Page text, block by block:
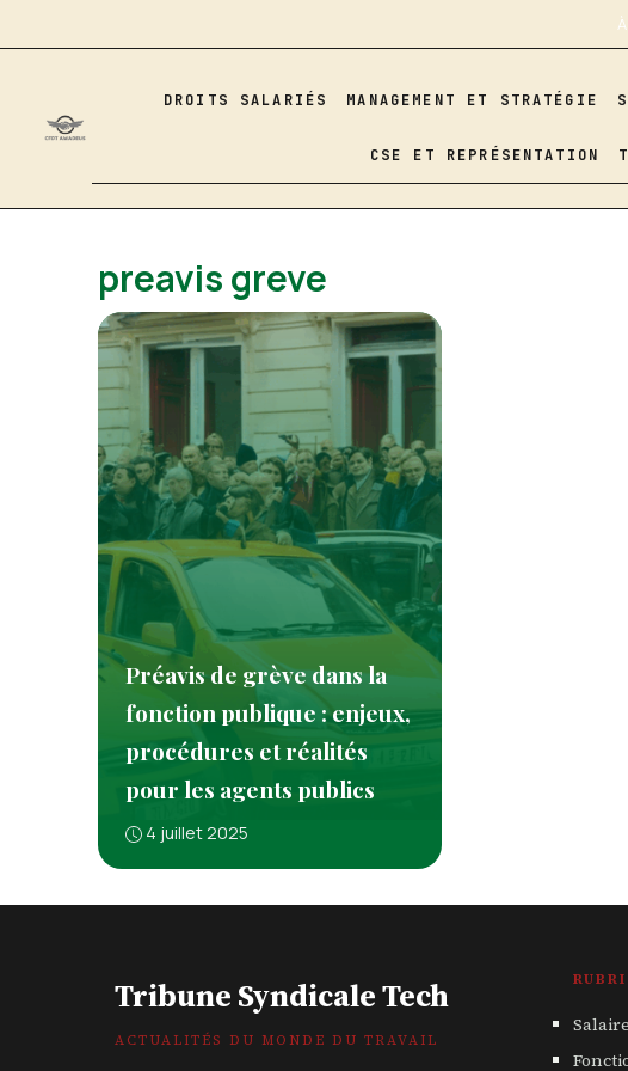
au
DROITS SALARIÉS MANAGEMENT ET STRATÉGIE
CSE ET REPRÉSENTATION
preavis greve
Préavis de grève dans la
fonction publique : enjeux,
procédures et réalités
pour les agents publics
4 juillet 2025
Tribune Syndicale Tech
ACTUALITÉS DU MONDE DU TRAVAIL